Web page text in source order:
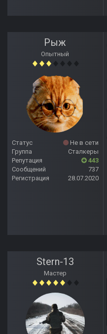
Рыж
Опытный
Статус
Не в сети
Группа
Сталкеры
Репутация
443
Сообщений
737
Регистрация
28.07.2020
Stern-13
Мастер